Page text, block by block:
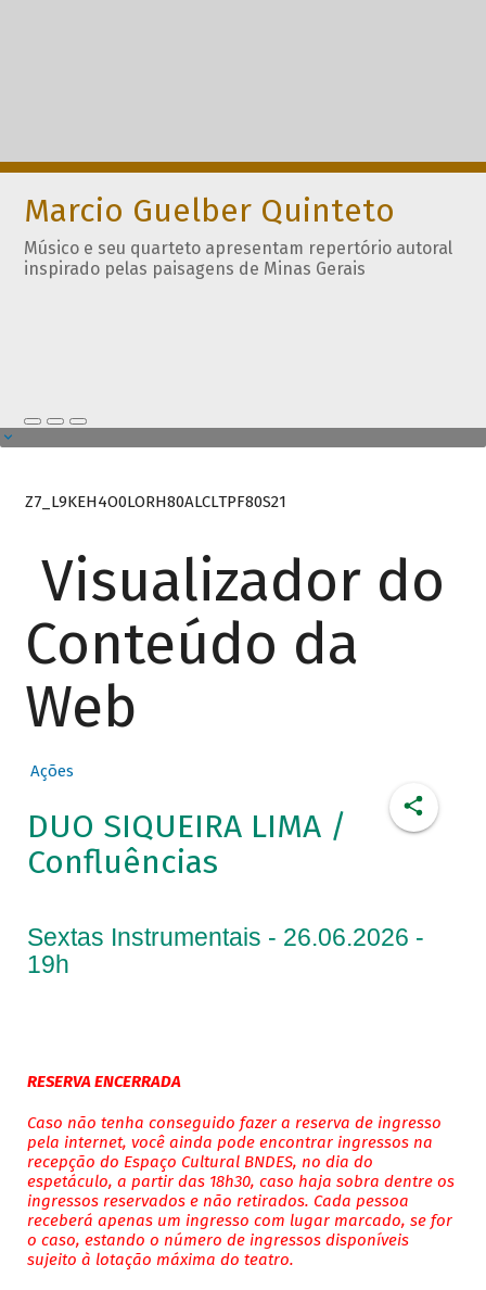
Marcio Guelber Quinteto
Músico e seu quarteto apresentam repertório autoral
inspirado pelas paisagens de Minas Gerais
Z7_L9KEH4O0LORH80ALCLTPF80S21
Visualizador do
Conteúdo da
Web
Ações
DUO SIQUEIRA LIMA /
Confluências
Sextas Instrumentais - 26.06.2026 -
19h
RESERVA ENCERRADA
Caso não tenha conseguido fazer a reserva de ingresso
pela internet, você ainda pode encontrar ingressos na
recepção do Espaço Cultural BNDES, no dia do
espetáculo, a partir das 18h30, caso haja sobra dentre os
ingressos reservados e não retirados. Cada pessoa
receberá apenas um ingresso com lugar marcado, se for
o caso, estando o número de ingressos disponíveis
sujeito à lotação máxima do teatro.